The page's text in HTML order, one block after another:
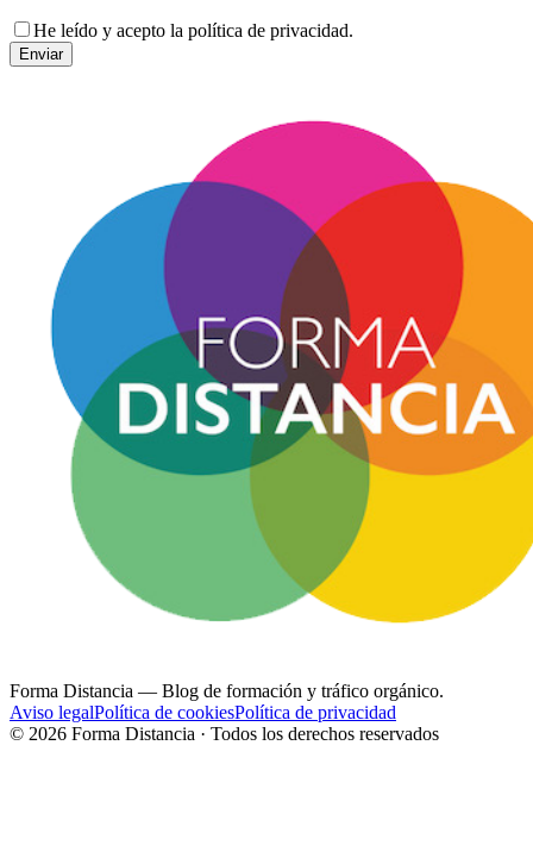
He leído y acepto la política de privacidad.
Enviar
Forma Distancia — Blog de formación y tráfico orgánico.
Aviso legalPolítica de cookiesPolítica de privacidad
© 2026 Forma Distancia · Todos los derechos reservados